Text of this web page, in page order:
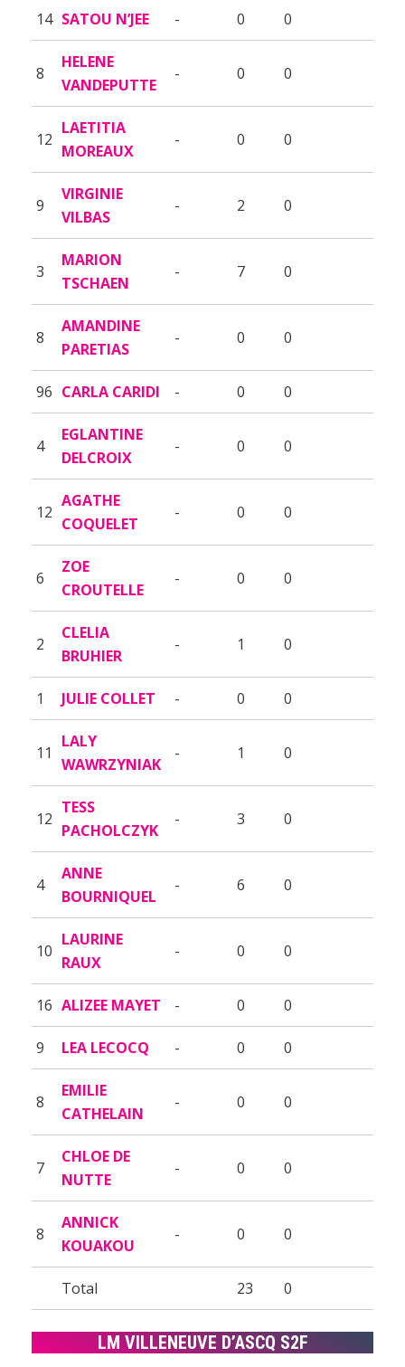
14 SATOU N’JEE - 0 0
8
HELENE
VANDEPUTTE
- 0 0
12
LAETITIA
MOREAUX
- 0 0
9
VIRGINIE
VILBAS
- 2 0
3
MARION
TSCHAEN
- 7 0
8
AMANDINE
PARETIAS
- 0 0
96 CARLA CARIDI - 0 0
4
EGLANTINE
DELCROIX
- 0 0
12
AGATHE
COQUELET
- 0 0
6
ZOE
CROUTELLE
- 0 0
2
CLELIA
BRUHIER
- 1 0
1 JULIE COLLET - 0 0
11
LALY
WAWRZYNIAK
- 1 0
12
TESS
PACHOLCZYK
- 3 0
4
ANNE
BOURNIQUEL
- 6 0
10
LAURINE
RAUX
- 0 0
16 ALIZEE MAYET - 0 0
9 LEA LECOCQ - 0 0
8
EMILIE
CATHELAIN
- 0 0
7
CHLOE DE
NUTTE
- 0 0
8
ANNICK
KOUAKOU
- 0 0
Total 23 0
LM VILLENEUVE D’ASCQ S2F